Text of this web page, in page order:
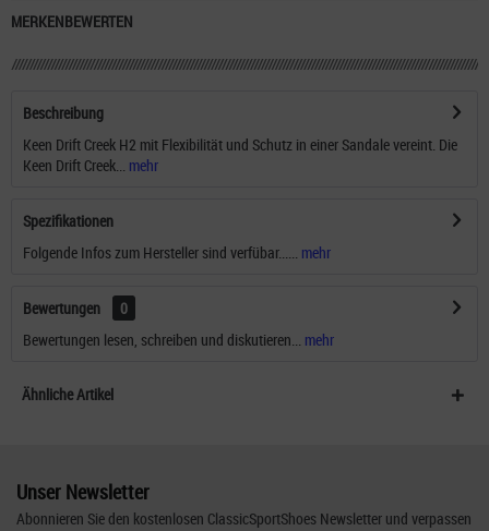
MERKENBEWERTEN
Beschreibung
Keen Drift Creek H2 mit Flexibilität und Schutz in einer Sandale vereint. Die
Keen Drift Creek...
mehr
Spezifikationen
Folgende Infos zum Hersteller sind verfübar...... mehr
Bewertungen
0
Bewertungen lesen, schreiben und diskutieren...
mehr
Ähnliche Artikel
Unser Newsletter
Abonnieren Sie den kostenlosen ClassicSportShoes Newsletter und verpassen